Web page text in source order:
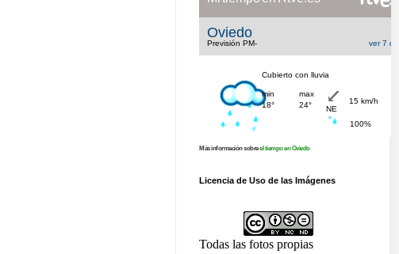
Más información sobreel tiempo en Oviedo
Licencia de Uso de las Imágenes
Todas las fotos propias